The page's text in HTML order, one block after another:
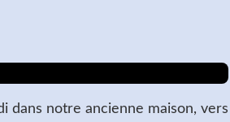
dans notre ancienne maison, vers